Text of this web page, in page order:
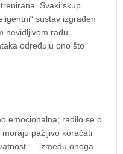
Svaki skup
sustav izgrađen
radu.
određuju ono što
emocionalna; radilo se o
pažljivo koračati
— između onoga